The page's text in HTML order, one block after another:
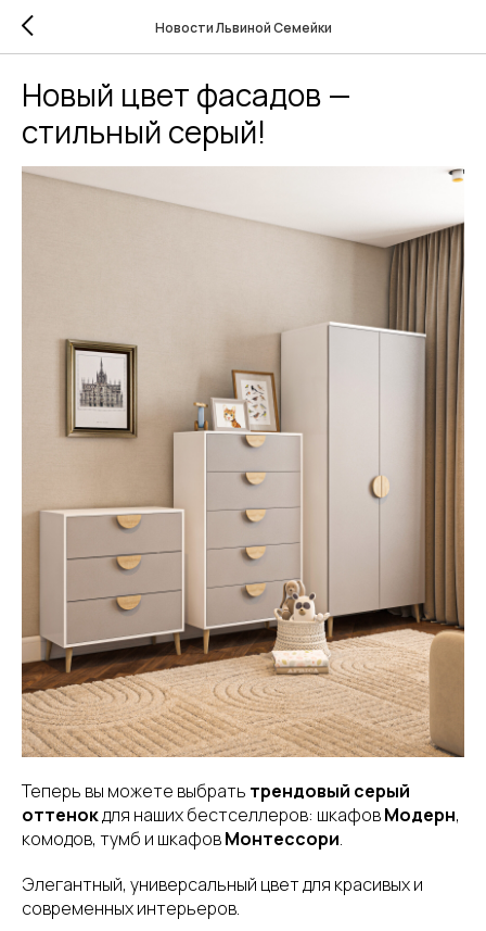
Новости Львиной Семейки
Новый цвет фасадов —
стильный серый!
Теперь вы можете выбрать трендовый серый
оттенокдля наших бестселлеров: шкафовМодерн,
комодов, тумб и шкафовМонтессори.
Элегантный, универсальный цвет для красивых и
современных интерьеров.